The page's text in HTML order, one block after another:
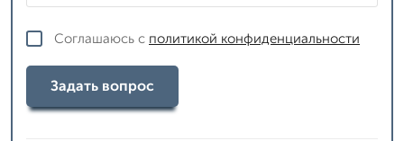
Соглашаюсь с политикой конфиденциальности
Задать вопрос